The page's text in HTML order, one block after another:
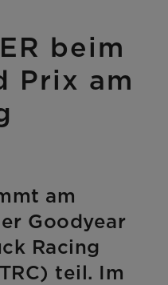
beim
Prix am
am
Goodyear
Racing
teil. Im